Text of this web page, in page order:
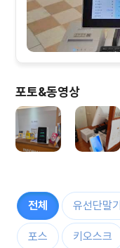
포토&동영상
전체 유선단말기
포스 키오스크